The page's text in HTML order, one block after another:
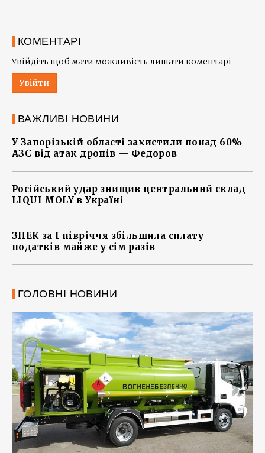
КОМЕНТАРІ
Увійдіть щоб мати можливість лишати коментарі
Увійти
ВАЖЛИВІ НОВИНИ
У Запорізькій області захистили понад 60%
АЗС від атак дронів — Федоров
Російський удар знищив центральний склад
LIQUI MOLY в Україні
ЗПЕК за І півріччя збільшила сплату
податків майже у сім разів
ГОЛОВНІ НОВИНИ